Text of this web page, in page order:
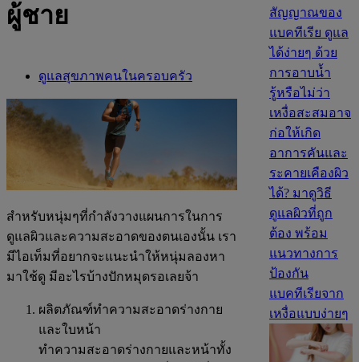
ผู้ชาย
ดูแลสุขภาพคนในครอบครัว
สำหรับหนุ่มๆที่กำลังวางแผนการในการ
ดูแลผิวและความสะอาดของตนเองนั้น เรา
มีไอเท็มที่อยากจะแนะนำให้หนุ่มลองหา
มาใช้ดู มีอะไรบ้างปักหมุดรอเลยจ้า
ผลิตภัณฑ์ทำความสะอาดร่างกาย
และใบหน้า
ทำความสะอาดร่างกายและหน้าทั้ง
สัญญาณของ
แบคทีเรีย ดูแล
ได้ง่ายๆ ด้วย
การอาบน้ำ
รู้หรือไม่ว่า
เหงื่อสะสมอาจ
ก่อให้เกิด
อาการคันและ
ระคายเคืองผิว
ได้? มาดูวิธี
ดูแลผิวที่ถูก
ต้อง พร้อม
แนวทางการ
ป้องกัน
แบคทีเรียจาก
เหงื่อแบบง่ายๆ